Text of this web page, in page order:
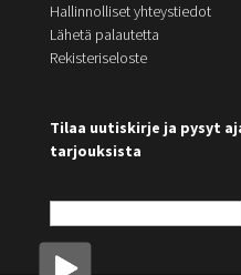
Hallinnolliset yhteystiedot
Lähetä palautetta
Rekisteriseloste
Tilaa uutiskirje ja pysyt
tarjouksista